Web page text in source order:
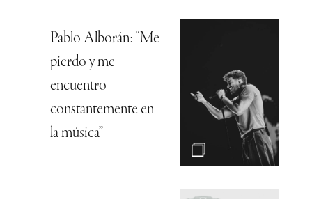
Pablo Alborán: “Me
pierdo y me
encuentro
constantemente en
la música”